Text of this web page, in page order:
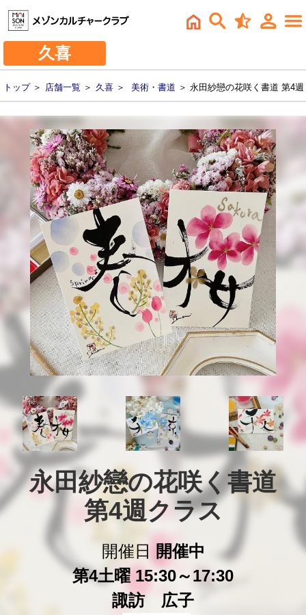
久喜
トップ＞ 店舗一覧 ＞ 久喜 ＞ 美術・書道 ＞ 永田紗戀の花咲く書道 第4週
永田紗戀の花咲く書道
第4週クラス
開催日
開催中
第4土曜 15:30～17:30
諏訪 広子